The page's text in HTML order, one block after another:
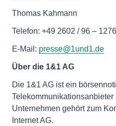
Thomas Kahmann
Telefon: +49 2602 / 96 – 1276
E-Mail: presse@1und1.de
Über die 1&1 AG
Die 1&1 AG ist ein
Unternehmen gehört zum
Internet AG.